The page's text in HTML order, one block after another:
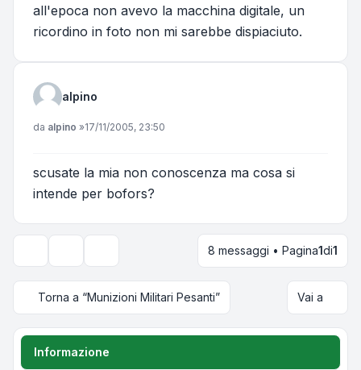
all'epoca non avevo la macchina digitale, un
ricordino in foto non mi sarebbe dispiaciuto.
alpino
Messaggio
da alpino »17/11/2005, 23:50
scusate la mia non conoscenza ma cosa si
intende per bofors?
Opzioni di visualizzazione e ordinamento
8 messaggi • Pagina1di1
Torna a “Munizioni Militari Pesanti” Vai a
Informazione